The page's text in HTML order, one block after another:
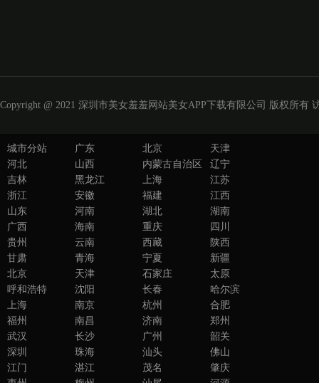
Copyright @ 2021 深圳市美女羞羞网站美女APP下载有限公司 版权所有 访问
城市分站 广东 北京
天津
河北
山西 内蒙古自治区
辽宁
吉林
黑龙江 上海
江苏
浙江
安徽 福建
江西
山东
河南 湖北
湖南
广西
海南 重庆
四川
贵州
云南 西藏
陕西
甘肃
青海 宁夏
新疆
北京
天津 石家庄
太原
呼和浩特
沈阳 长春
哈尔滨
上海
南京 杭州
合肥
福州
南昌 济南
郑州
武汉
长沙 广州
韶关
深圳
珠海 汕头
佛山
江门
湛江 茂名
肇庆